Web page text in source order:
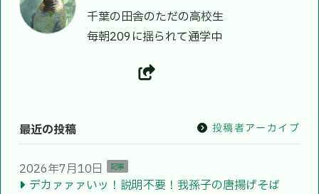
千葉の田舎のただの高校生
毎朝209に揺られて通学中
最近の投稿 投稿者アーカイブ
2026年7月10日 記事
デカァァァいッ！説明不要！我孫子の唐揚げそば